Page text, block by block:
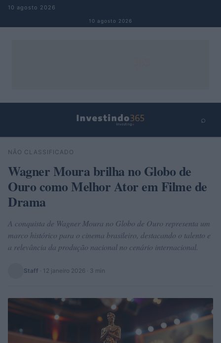
Pular para o conteúdo
10 agosto 2026
10 agosto 2026
⌕
Buscar
NÃO CLASSIFICADO
Wagner Moura brilha no Globo de
Ouro como Melhor Ator em Filme de
Drama
A conquista de Wagner Moura no Globo de Ouro representa um
marco histórico para o cinema brasileiro, destacando o talento e
a relevância da produção nacional no cenário internacional.
Staff · 12 janeiro 2026 · 3 min